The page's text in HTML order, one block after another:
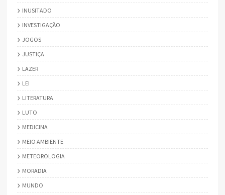
INUSITADO
INVESTIGAÇÃO
JOGOS
JUSTIÇA
LAZER
LEI
LITERATURA
LUTO
MEDICINA
MEIO AMBIENTE
METEOROLOGIA
MORADIA
MUNDO